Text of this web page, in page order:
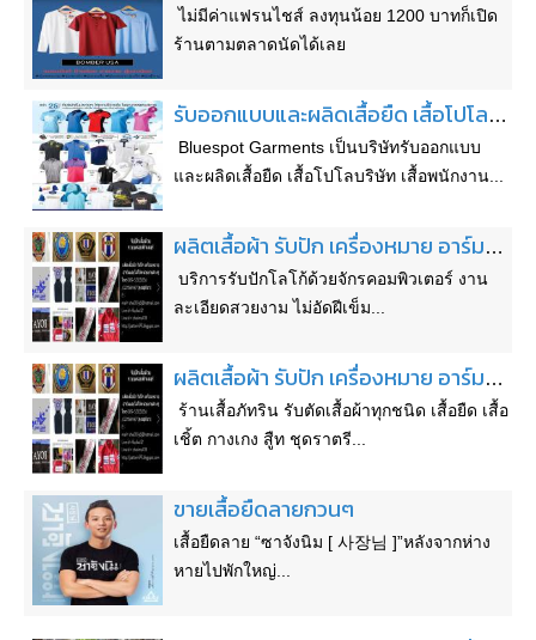
ไม่มีค่าแฟรนไชส์ ลงทุนน้อย 1200 บาทก็เปิด
ร้านตามตลาดนัดได้เลย
รับออกแบบและผลิดเสื้อยืด เสื้อโปโลบริษัท เสื้อพนักงาน เสื้อแจ๊คเก็ต ชุดกีฬา ถุงผ้าและกระเป๋าผ้าสปันบอนด์ กระเป๋าผ้าดิบ หน้ากากผ้า ผ้ากันเปื้อน และสินค้าจากผ้าอื่นๆ
Bluespot Garments เป็นบริษัทรับออกแบบ
และผลิดเสื้อยืด เสื้อโปโลบริษัท เสื้อพนักงาน...
ผลิตเสื้อผ้า รับปัก เครื่องหมาย อาร์มและโลโก้หน่วยงานต่างๆด้วยระบบคอมพิวเตอร์
บริการรับปักโลโก้ด้วยจักรคอมพิวเตอร์ งาน
ละเอียดสวยงาม ไม่อัดฝีเข็ม...
ผลิตเสื้อผ้า รับปัก เครื่องหมาย อาร์มและโลโก้หน่วยงานต่างๆด้วยระบบคอมพิวเตอร์
ร้านเสื้อภัทริน รับตัดเสื้อผ้าทุกชนิด เสื้อยืด เสื้อ
เชิ้ต กางเกง สูืท ชุดราตรี...
ขายเสื้อยืดลายกวนๆ
เสื้อยืดลาย “ซาจังนิม [ 사장님 ]”หลังจากห่าง
หายไปพักใหญ่...